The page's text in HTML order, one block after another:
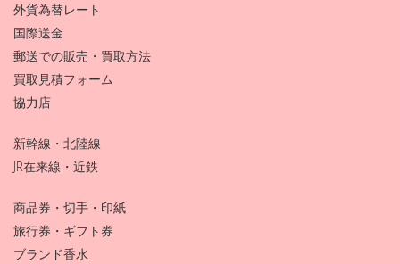
外貨為替レート
国際送金
郵送での販売・買取方法
買取見積フォーム
協力店
新幹線・北陸線
JR在来線・近鉄
商品券・切手・印紙
旅行券・ギフト券
ブランド香水